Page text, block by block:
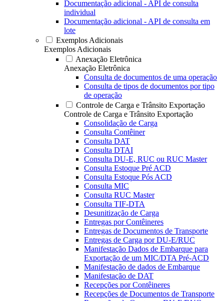
Documentação adicional - API de consulta
individual
Documentação adicional - API de consulta em
lote
Exemplos Adicionais
Exemplos Adicionais
Anexação Eletrônica
Anexação Eletrônica
Consulta de documentos de uma operação
Consulta de tipos de documentos por tipo
de operação
Controle de Carga e Trânsito Exportação
Controle de Carga e Trânsito Exportação
Consolidação de Carga
Consulta Contêiner
Consulta DAT
Consulta DTAI
Consulta DU-E, RUC ou RUC Master
Consulta Estoque Pré ACD
Consulta Estoque Pós ACD
Consulta MIC
Consulta RUC Master
Consulta TIF-DTA
Desunitização de Carga
Entregas por Contêineres
Entregas de Documentos de Transporte
Entregas de Carga por DU-E/RUC
Manifestação Dados de Embarque para
Exportação de um MIC/DTA Pré-ACD
Manifestação de dados de Embarque
Manifestação de DAT
Recepções por Contêineres
Recepções de Documentos de Transporte